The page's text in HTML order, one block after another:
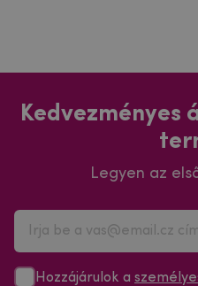
Kedvezményes
Legyen az
Hozzájárulok a